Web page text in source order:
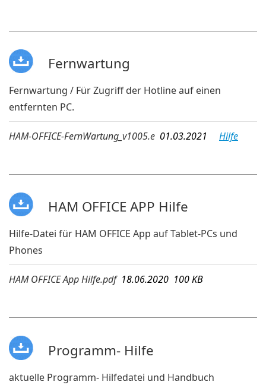
Fernwartung
Fernwartung / Für Zugriff der Hotline auf einen
entfernten PC.
HAM-OFFICE-FernWartung_v1005.e 01.03.2021 Hilfe
HAM OFFICE APP Hilfe
Hilfe-Datei für HAM OFFICE App auf Tablet-PCs und
Phones
HAM OFFICE App Hilfe.pdf18.06.2020 100 KB
Programm- Hilfe
aktuelle Programm- Hilfedatei und Handbuch